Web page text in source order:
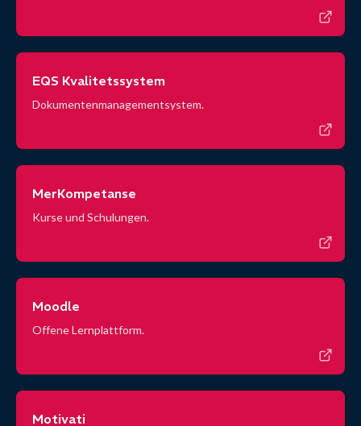
EQS Kvalitetssystem
Dokumentenmanagementsystem.
MerKompetanse
Kurse und Schulungen.
Moodle
Offene Lernplattform.
Motivati